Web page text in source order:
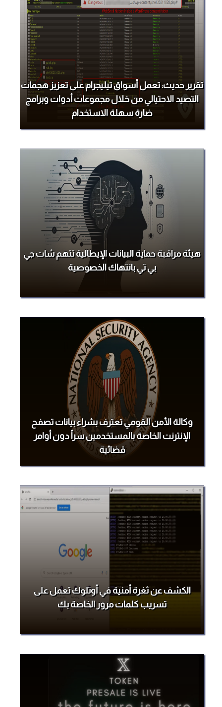
تقرير حديث: تعمل أسواق تيليجرام على تعزيز هجمات
التصيد الاحتيالي من خلال مجموعات أدوات وبرامج
ضارة سهلة الاستخدام
هيئة مراقبة حماية البيانات الإيطالية تتهم شات جي
بي تي بانتهاك الخصوصية
وكالة الأمن القومي تعترف بشراء بيانات تصفح
الإنترنت الخاصة بالمستخدمين سراً دون أوامر
قضائية
الكشف عن ثغرة أمنية في أوتلوك تعمل على
تسريب كلمات مرور الخاصة بك